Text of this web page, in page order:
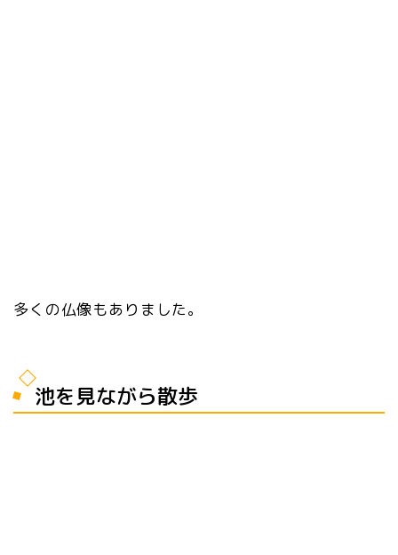
多くの仏像もありました。
池を見ながら散歩